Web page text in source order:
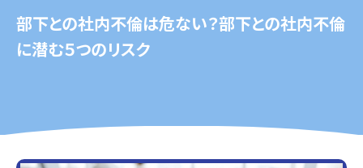
部下との社内不倫は危ない？部下との社内不倫
に潜む５つのリスク